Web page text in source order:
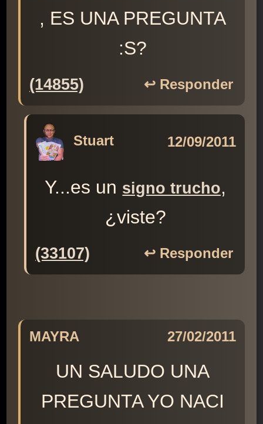
, ES UNA PREGUNTA
:S?
(14855) ↩️ Responder
Stuart 12/09/2011
Y...es un signo trucho,
¿viste?
(33107) ↩️ Responder
MAYRA 27/02/2011
UN SALUDO UNA
PREGUNTA YO NACI